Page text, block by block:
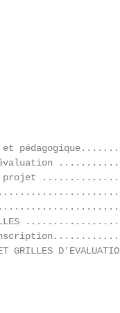
et
GRILLES